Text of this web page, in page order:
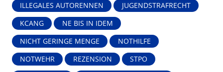
ILLEGALES AUTORENNEN JUGENDSTRAFRECHT
KCANG NE BIS IN IDEM
NICHT GERINGE MENGE NOTHILFE
NOTWEHR REZENSION STPO